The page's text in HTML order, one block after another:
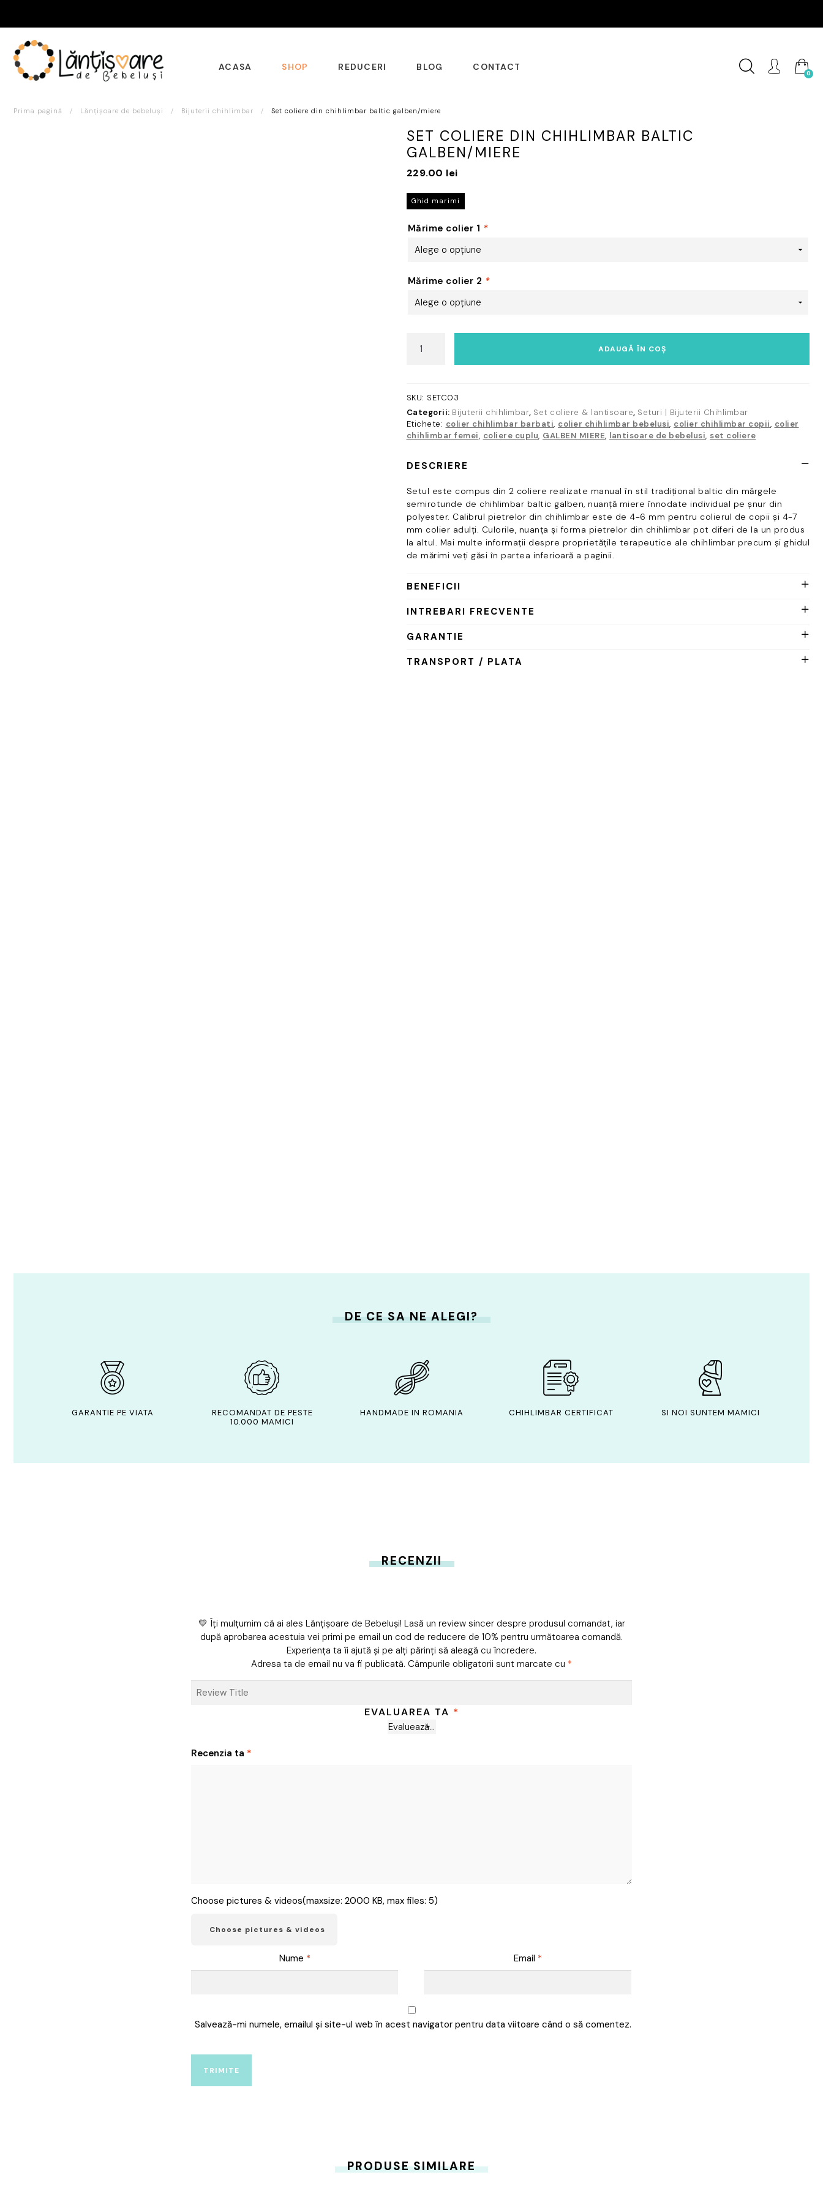
ACASA SHOP REDUCERI BLOG CONTACT
0
Prima pagină / Lănțișoare de bebeluși / Bijuterii chihlimbar / Set coliere din chihlimbar baltic galben/miere
SET COLIERE DIN CHIHLIMBAR BALTIC
GALBEN/MIERE
229.00 lei
Ghid marimi
Mărime colier 1 *
Mărime colier 2 *
Set
chihlimbar
baltic
galben/miere
ADAUGĂ ÎN COȘ
SKU: SETC03
Categorii: Bijuterii chihlimbar, Set coliere & lantisoare, Seturi | Bijuterii Chihlimbar
Etichete: colier chihlimbar barbati, colier chihlimbar bebelusi, colier chihlimbar copii, colier
chihlimbar femei, coliere cuplu, GALBEN MIERE, lantisoare de bebelusi, set coliere
DESCRIERE
Setul este compus din 2 coliere realizate manual în stil tradițional baltic din mărgele
semirotunde de chihlimbar baltic galben, nuanță miere înnodate individual pe șnur din
polyester. Calibrul pietrelor din chihlimbar este de 4-6 mm pentru colierul de copii și 4-7
mm colier adulți. Culorile, nuanța și forma pietrelor din chihlimbar pot diferi de la un produs
la altul. Mai multe informații despre proprietățile terapeutice ale chihlimbar precum și ghidul
de mărimi veți găsi în partea inferioară a paginii.
BENEFICII
INTREBARI FRECVENTE
GARANTIE
TRANSPORT / PLATA
DE CE SA NE ALEGI?
GARANTIE PE VIATA
RECOMANDAT DE PESTE
10.000 MAMICI
HANDMADE IN ROMANIA CHIHLIMBAR CERTIFICAT SI NOI SUNTEM MAMICI
RECENZII
💛 Îți mulțumim că ai ales Lănțișoare de Bebeluși! Lasă un review sincer despre produsul comandat, iar
după aprobarea acestuia vei primi pe email un cod de reducere de 10% pentru următoarea comandă.
Experiența ta îi ajută și pe alți părinți să aleagă cu încredere.
Adresa ta de email nu va fi publicată. Câmpurile obligatorii sunt marcate cu *
EVALUAREA TA *
Recenzia ta *
Choose pictures & videos(maxsize: 2000 KB, max files: 5)
Choose pictures & videos
Nume * Email *
Salvează-mi numele, emailul și site-ul web în acest navigator pentru data viitoare când o să comentez.
PRODUSE SIMILARE